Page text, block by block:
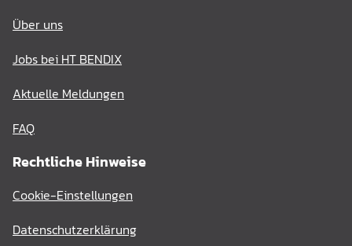
Über uns
Jobs bei HT BENDIX
Aktuelle Meldungen
FAQ
Rechtliche Hinweise
Cookie-Einstellungen
Datenschutzerklärung